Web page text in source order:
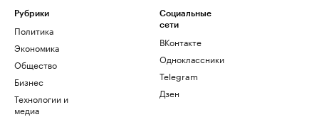
Рубрики
Политика
Экономика
Общество
Бизнес
Технологии и
медиа
Социальные
сети
ВКонтакте
Одноклассники
Telegram
Дзен